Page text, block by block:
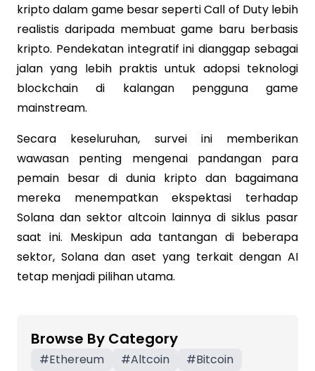
kripto dalam game besar seperti Call of Duty lebih
realistis daripada membuat game baru berbasis
kripto. Pendekatan integratif ini dianggap sebagai
jalan yang lebih praktis untuk adopsi teknologi
blockchain di kalangan pengguna game
mainstream.
Secara keseluruhan, survei ini memberikan
wawasan penting mengenai pandangan para
pemain besar di dunia kripto dan bagaimana
mereka menempatkan ekspektasi terhadap
Solana dan sektor altcoin lainnya di siklus pasar
saat ini. Meskipun ada tantangan di beberapa
sektor, Solana dan aset yang terkait dengan AI
tetap menjadi pilihan utama.
Browse By Category
#Ethereum #Altcoin #Bitcoin